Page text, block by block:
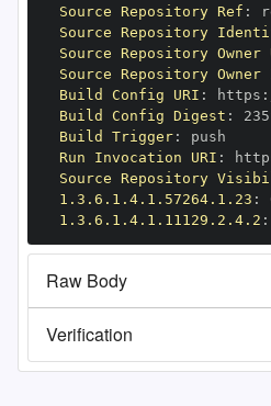
Source Repository Ref :
Source Repository
Source Repository Owner
Source Repository
Build Config URI : https :
Build Config Digest :
Build Trigger:
Run Invocation URI :
Source Repository
1.3.6.1.4.1.57264.1.23 :
1.3.6.1.4.1.11129.2.4.2 :
Raw Body
Verification